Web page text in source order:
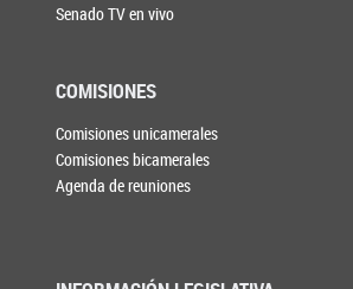
Senado TV en vivo
COMISIONES
Comisiones unicamerales
Comisiones bicamerales
Agenda de reuniones